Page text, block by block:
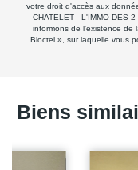
votre droit d'accès aux
CHATELET - L'IMMO DES
informons de l'existence de
Bloctel », sur laquelle vous
Biens